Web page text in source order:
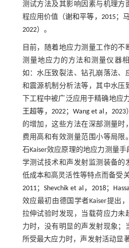
测试方法及其影响因素与机理方
程应用价值（谢和平等，2015；
2022）。
目前，随着地应力测量工作的不
测量地应力的方法和测量仪器
如：水压致裂法、钻孔崩落法、
和震源机制分析法等，其中水压
下工程中被广泛应用于精确地应
王超等，2022； Wang et al，2023
的增加，这些方法在深部测量时
费用高和有效测量范围小等局限
石Kaiser效应原理的地应力测量
学测试技术和声发射监测装备的
低成本和高灵活性等特点而备受
2011； Shevchik et al，2018；
效应最初由德国学者Kaiser提出
拉伸试验时发现，当载荷应力未
力时，没有明显的声发射现象；
所受最大应力时，声发射活动显